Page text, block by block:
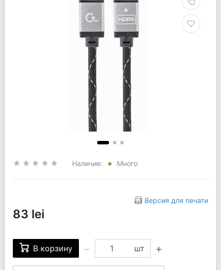
Наличие: Много
Версия для печати
83 lei
В корзину шт